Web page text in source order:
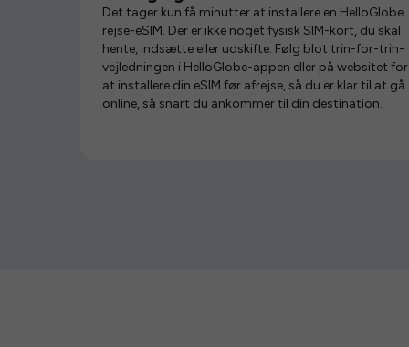
Det tager kun få minutter at installere en HelloGlobe
rejse-eSIM. Der er ikke noget fysisk SIM-kort, du skal
hente, indsætte eller udskifte. Følg blot trin-for-trin-
vejledningen i HelloGlobe-appen eller på websitet for
at installere din eSIM før afrejse, så du er klar til at gå
online, så snart du ankommer til din destination.